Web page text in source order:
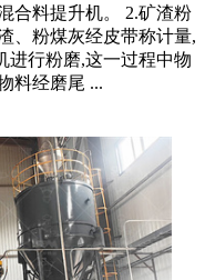
合料提升机。 2.矿渣粉
、粉煤灰经皮带称计量,
进行粉磨,这一过程中物
料经磨尾 ...